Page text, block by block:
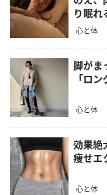
り眠れ
心と体
脚がま
「ロ
心と体
効果絶
痩せエ
心と体